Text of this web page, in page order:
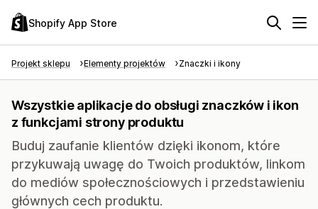
Shopify App Store
Projekt sklepu Elementy projektów Znaczki i ikony
Wszystkie aplikacje do obsługi znaczków i ikon
z funkcjami strony produktu
Buduj zaufanie klientów dzięki ikonom, które
przykuwają uwagę do Twoich produktów, linkom
do mediów społecznościowych i przedstawieniu
głównych cech produktu.